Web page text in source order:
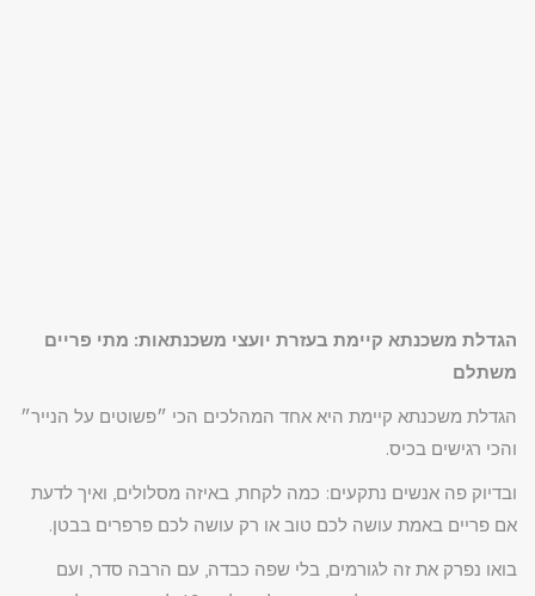
הגדלת משכנתא קיימת בעזרת יועצי משכנתאות: מתי פריים
משתלם
הגדלת משכנתא קיימת היא אחד המהלכים הכי ״פשוטים על הנייר״
והכי רגישים בכיס.
ובדיוק פה אנשים נתקעים: כמה לקחת, באיזה מסלולים, ואיך לדעת
אם פריים באמת עושה לכם טוב או רק עושה לכם פרפרים בבטן.
בואו נפרק את זה לגורמים, בלי שפה כבדה, עם הרבה סדר, ועם